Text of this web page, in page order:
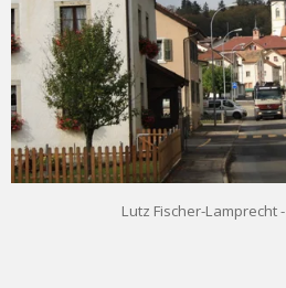
Lutz Fischer-Lamprecht-